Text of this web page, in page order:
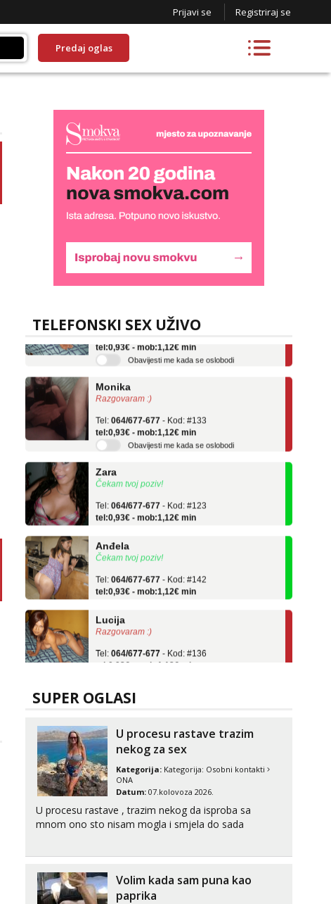
Prijavi se Registriraj se
Predaj oglas
TELEFONSKI SEX UŽIVO
Lucija
Tel:064/677-677 - Kod: #136
Obavijesti me kada se oslobodi
Razgovaram :)
tel:0,93€ - mob:1,12€ min
Obavijesti me kada se oslobodi
Čekam tvoj poziv!
tel:0,93€ - mob:1,12€ min
Čekam tvoj poziv!
tel:0,93€ - mob:1,12€ min
Razgovaram :)
tel:0,93€ - mob:1,12€ min
Obavijesti me kada se oslobodi
Monika
Razgovaram :)
Tel:
tel:0,93€ - mob:1,12€ min
Obavijesti me kada se oslobodi
Zara
Čekam tvoj poziv!
Tel:064/677-677- Kod: #123
tel:0,93€ - mob:1,12€ min
Tel: 064/677-677- Kod: #142
tel:0,93€ - mob:1,12€ min
SUPER OGLASI
U procesu rastave trazim
nekog za sex
Kategorija: Kategorija: Osobni kontakti
ONA
Datum: 07.kolovoza 2026.
U procesu rastave , trazim nekog da isproba sa
mnom ono sto nisam mogla i smjela do sada
Volim kada sam puna kao
paprika